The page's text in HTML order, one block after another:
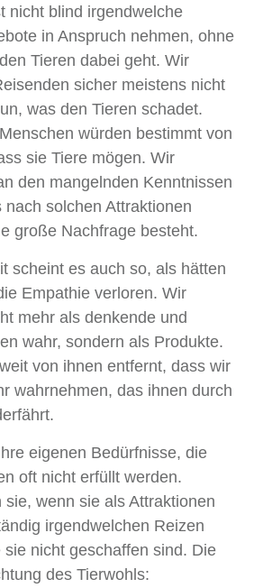
nicht blind irgendwelche
in Anspruch n​ehmen, ohne
Tieren dabei geht. Wir
sicher meistens nicht
was den Tieren schadet.
würden bestimmt von
sie Tiere mögen. Wir
den mangelnden Kenntnissen
solchen Attraktionen
große Nachfrage besteht.
scheint es auch so, als hätten
Empathie verloren. Wir
mehr als denkende und
wahr, sondern als Produkte.
von ihnen entfernt, dass wir
wahrnehmen, das ihnen durch
eigenen Bedürfnisse, die
oft nicht erfüllt werden.
wenn sie als Attraktionen
irgendwelchen Reizen
nicht geschaffen sind. Die
des Tierwohls: